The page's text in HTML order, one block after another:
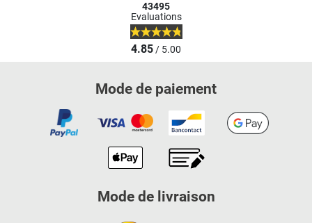
43495
Evaluations
4.85/ 5.00
Mode de paiement
Mode de livraison